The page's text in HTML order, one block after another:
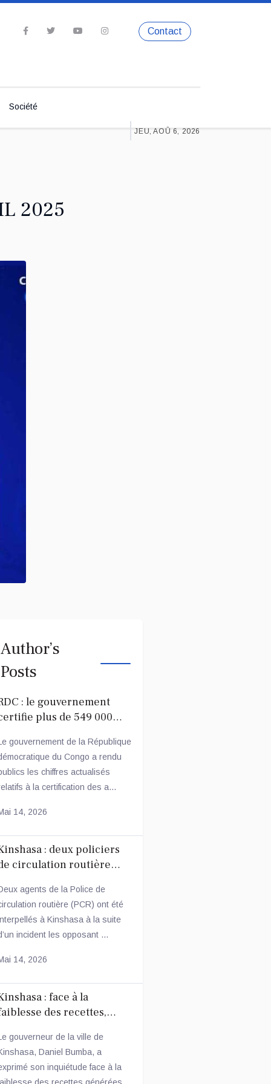
Contact
Société
JEU, AOÛ 6, 2026
2025
Author’s
Posts
: le gouvernement
plus de 549 000
gouvernement de la République
du Congo a rendu
les chiffres actualisés
à la certification des a...
14, 2026
: deux policiers
circulation routière
avec un
agents de la Police de
routière (PCR) ont été
à Kinshasa à la suite
incident les opposant ...
14, 2026
: face à la
des recettes,
fiscales
gouverneur de la ville de
Daniel Bumba, a
son inquiétude face à la